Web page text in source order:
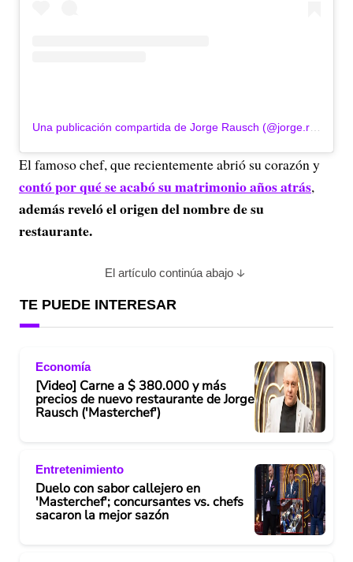
El famoso chef, que recientemente abrió su corazón y
contó por qué se acabó su matrimonio años atrás,
además reveló el origen del nombre de su
restaurante.
El artículo continúa abajo
TE PUEDE INTERESAR
Economía
[Video] Carne a $ 380.000 y más
precios de nuevo restaurante de Jorge
Rausch ('Masterchef')
Entretenimiento
Duelo con sabor callejero en
'Masterchef'; concursantes vs. chefs
sacaron la mejor sazón